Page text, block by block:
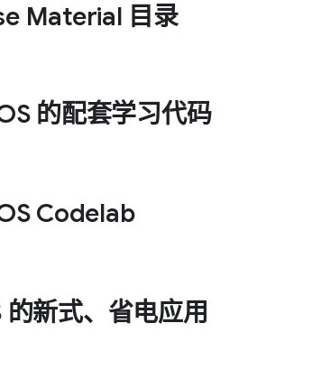
Material 目录
的配套学习代码
Codelab
新式、省电应用